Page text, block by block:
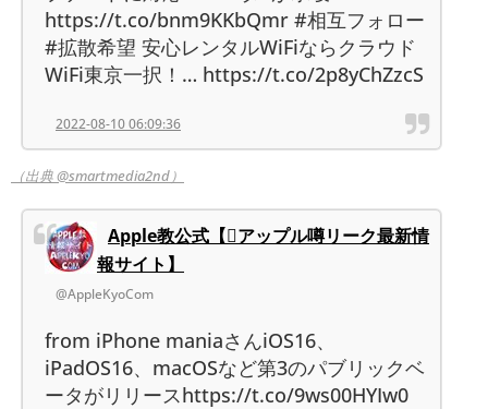
https://t.co/bnm9KKbQmr #相互フォロー
#拡散希望 安心レンタルWiFiならクラウド
WiFi東京一択！… https://t.co/2p8yChZzcS
2022-08-10 06:09:36
（出典 @smartmedia2nd）
Apple教公式【アップル噂リーク最新情
報サイト】
@AppleKyoCom
from iPhone maniaさんiOS16、
iPadOS16、macOSなど第3のパブリックベ
ータがリリースhttps://t.co/9ws00HYIw0